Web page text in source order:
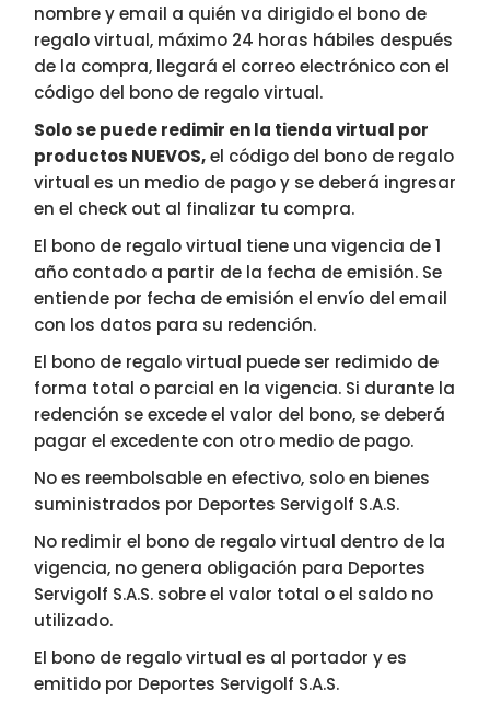
nombre y email a quién va dirigido el bono de
regalo virtual, máximo 24 horas hábiles después
de la compra, llegará el correo electrónico con el
código del bono de regalo virtual.
Solo se puede redimir en la tienda virtual por
productos NUEVOS,el código del bono de regalo
virtual es un medio de pago y se deberá ingresar
en el check out al finalizar tu compra.
El bono de regalo virtual tiene una vigencia de 1
año contado a partir de la fecha de emisión. Se
entiende por fecha de emisión el envío del email
con los datos para su redención.
El bono de regalo virtual puede ser redimido de
forma total o parcial en la vigencia. Si durante la
redención se excede el valor del bono, se deberá
pagar el excedente con otro medio de pago.
No es reembolsable en efectivo, solo en bienes
suministrados por Deportes Servigolf S.A.S.
No redimir el bono de regalo virtual dentro de la
vigencia, no genera obligación para Deportes
Servigolf S.A.S. sobre el valor total o el saldo no
utilizado.
El bono de regalo virtual es al portador y es
emitido por Deportes Servigolf S.A.S.